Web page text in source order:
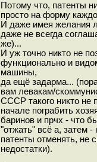
Потому что, патенты
просто на форму
И даже имея желания
даже не всегда
же)...
И уж точно никто не
функционально и
машины,
да ещё задарма...
вам левакам/
СССР такого никто не
начале пограбить
баринов и прчх - что
"отжать" всё а, затем -
патенты отменять, не
недостатки).